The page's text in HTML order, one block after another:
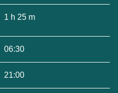
1 h 25 m
06:30
21:00